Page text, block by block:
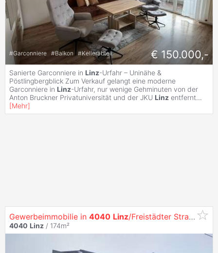
#Garconniere #Balkon #Kellerabteil € 150.000,-
Sanierte Garconniere in Linz-Urfahr – Uninähe &
Pöstlingbergblick Zum Verkauf gelangt eine moderne
Garconniere in Linz-Urfahr, nur wenige Gehminuten von der
Anton Bruckner Privatuniversität und der JKU Linz entfernt...
[Mehr]
Gewerbeimmobilie in 4040 Linz/Freistädter Straße
4040 Linz / 174m²